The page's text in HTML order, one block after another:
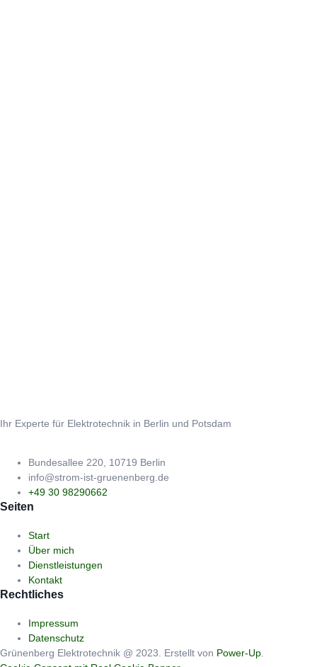
Ihr Experte für Elektrotechnik in Berlin und Potsdam
Bundesallee 220, 10719 Berlin
info@strom-ist-gruenenberg.de
+49 30 98290662
Seiten
Start
Über mich
Dienstleistungen
Kontakt
Rechtliches
Impressum
Datenschutz
Grünenberg Elektrotechnik @ 2023. Erstellt von Power-Up